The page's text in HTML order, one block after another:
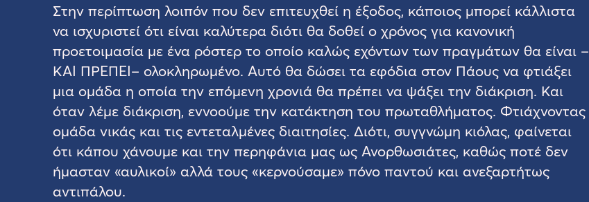
Στην περίπτωση λοιπόν που δεν επιτευχθεί η έξοδος, κάποιος μπορεί κάλλιστα
να ισχυριστεί ότι είναι καλύτερα διότι θα δοθεί ο χρόνος για κανονική
προετοιμασία με ένα ρόστερ το οποίο καλώς εχόντων των πραγμάτων θα είναι –
ΚΑΙ ΠΡΕΠΕΙ– ολοκληρωμένο. Αυτό θα δώσει τα εφόδια στον Πάους να φτιάξει
μια ομάδα η οποία την επόμενη χρονιά θα πρέπει να ψάξει την διάκριση. Και
όταν λέμε διάκριση, εννοούμε την κατάκτηση του πρωταθλήματος. Φτιάχνοντας
ομάδα νικάς και τις εντεταλμένες διαιτησίες. Διότι, συγγνώμη κιόλας, φαίνεται
ότι κάπου χάνουμε και την περηφάνια μας ως Ανορθωσιάτες, καθώς ποτέ δεν
ήμασταν «αυλικοί» αλλά τους «κερνούσαμε» πόνο παντού και ανεξαρτήτως
αντιπάλου.